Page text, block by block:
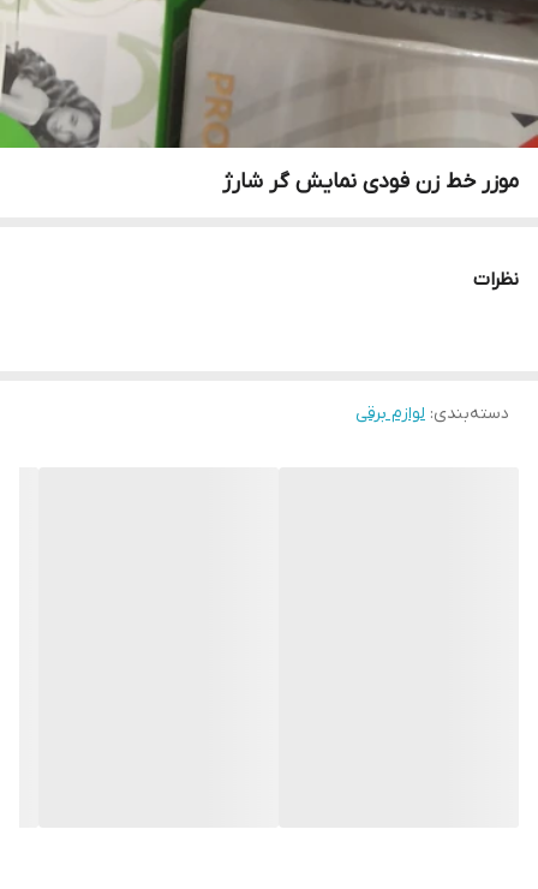
موزر خط زن فودی نمایش گر شارژ
نظرات
دسته‌بندی: لوازم برقی